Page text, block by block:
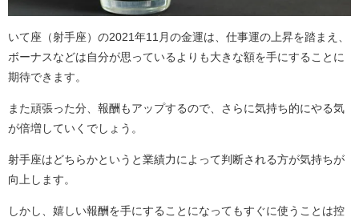
いて座（射手座）の2021年11月の金運は、仕事運の上昇を踏まえ、
ボーナスなどは自分が思っているよりも大きな額を手にすることに
期待できます。
また頑張った分、報酬もアップするので、さらに気持ち的にやる気
が倍増していくでしょう。
射手座はどちらかというと業績力によって判断される方が気持ちが
向上します。
しかし、嬉しい報酬を手にすることになってもすぐに使うことは控